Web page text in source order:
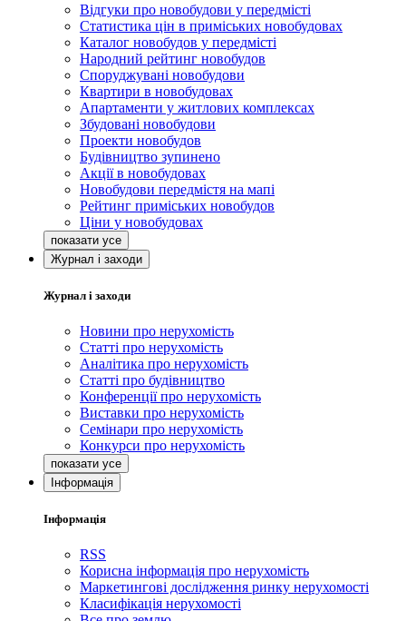
Відгуки про новобудови у передмісті
Статистика цін в приміських новобудовах
Каталог новобудов у передмісті
Народний рейтинг новобудов
Споруджувані новобудови
Квартири в новобудовах
Апартаменти у житлових комплексах
Збудовані новобудови
Проекти новобудов
Будівництво зупинено
Акції в новобудовах
Новобудови передмістя на мапі
Рейтинг приміських новобудов
Ціни у новобудовах
Журнал і заходи
Журнал і заходи
Новини про нерухомість
Статті про нерухомість
Аналітика про нерухомість
Статті про будівництво
Конференції про нерухомість
Виставки про нерухомість
Семінари про нерухомість
Конкурси про нерухомість
Інформація
Інформація
RSS
Корисна інформація про нерухомість
Маркетингові дослідження ринку нерухомості
Класифікація нерухомості